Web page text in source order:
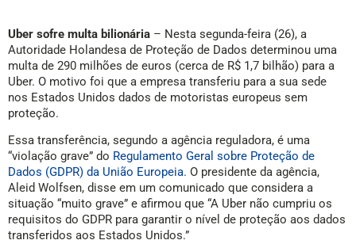
Uber sofre multa bilionária – Nesta segunda-feira (26), a
Autoridade Holandesa de Proteção de Dados determinou uma
multa de 290 milhões de euros (cerca de R$ 1,7 bilhão) para a
Uber. O motivo foi que a empresa transferiu para a sua sede
nos Estados Unidos dados de motoristas europeus sem
proteção.
Essa transferência, segundo a agência reguladora, é uma
“violação grave” do Regulamento Geral sobre Proteção de
Dados (GDPR) da União Europeia. O presidente da agência,
Aleid Wolfsen, disse em um comunicado que considera a
situação “muito grave” e afirmou que “A Uber não cumpriu os
requisitos do GDPR para garantir o nível de proteção aos dados
transferidos aos Estados Unidos.”